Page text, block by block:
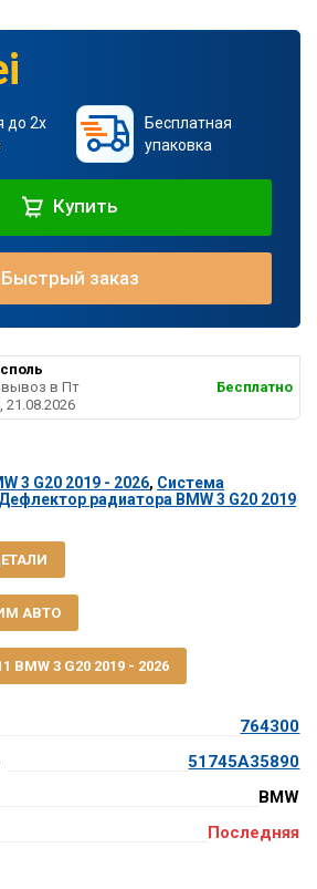
764300
51745A35890
BMW
Последняя
до 2х
Бесплатная
упаковка
Купить
Быстрый заказ
в Пт
21.08.2026
Бесплатно
3 G20 2019 - 2026, Система
Дефлектор радиатора BMW 3 G20 2019
АВТО
3 G20 2019 - 2026